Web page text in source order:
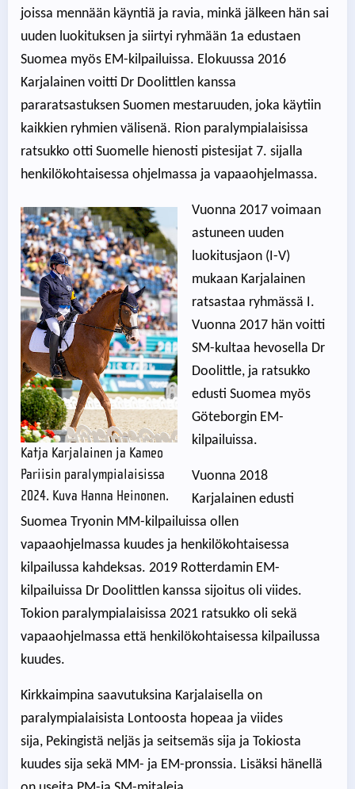
joissa mennään käyntiä ja ravia, minkä jälkeen hän sai
uuden luokituksen ja siirtyi ryhmään 1a edustaen
Suomea myös EM-kilpailuissa. Elokuussa 2016
Karjalainen voitti Dr Doolittlen kanssa
pararatsastuksen Suomen mestaruuden, joka käytiin
kaikkien ryhmien välisenä. Rion paralympialaisissa
ratsukko otti Suomelle hienosti pistesijat 7. sijalla
henkilökohtaisessa ohjelmassa ja vapaaohjelmassa.
Katja Karjalainen ja Kameo
Pariisin paralympialaisissa
2024. Kuva Hanna Heinonen.
Vuonna 2017 voimaan
astuneen uuden
luokitusjaon (I-V)
mukaan Karjalainen
ratsastaa ryhmässä I.
Vuonna 2017 hän voitti
SM-kultaa hevosella Dr
Doolittle, ja ratsukko
edusti Suomea myös
Göteborgin EM-
kilpailuissa.
Vuonna 2018
Karjalainen edusti
Suomea Tryonin MM-kilpailuissa ollen
vapaaohjelmassa kuudes ja henkilökohtaisessa
kilpailussa kahdeksas. 2019 Rotterdamin EM-
kilpailuissa Dr Doolittlen kanssa sijoitus oli viides.
Tokion paralympialaisissa 2021 ratsukko oli sekä
vapaaohjelmassa että henkilökohtaisessa kilpailussa
kuudes.
Kirkkaimpina saavutuksina Karjalaisella on
paralympialaisista Lontoosta hopeaa ja viides
sija, Pekingistä neljäs ja seitsemäs sija ja Tokiosta
kuudes sija sekä MM- ja EM-pronssia. Lisäksi hänellä